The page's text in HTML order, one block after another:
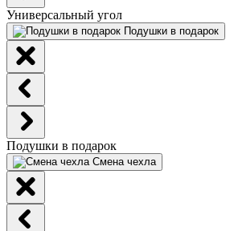
Универсальный угол
Подушки в подарок
Подушки в подарок
Смена чехла